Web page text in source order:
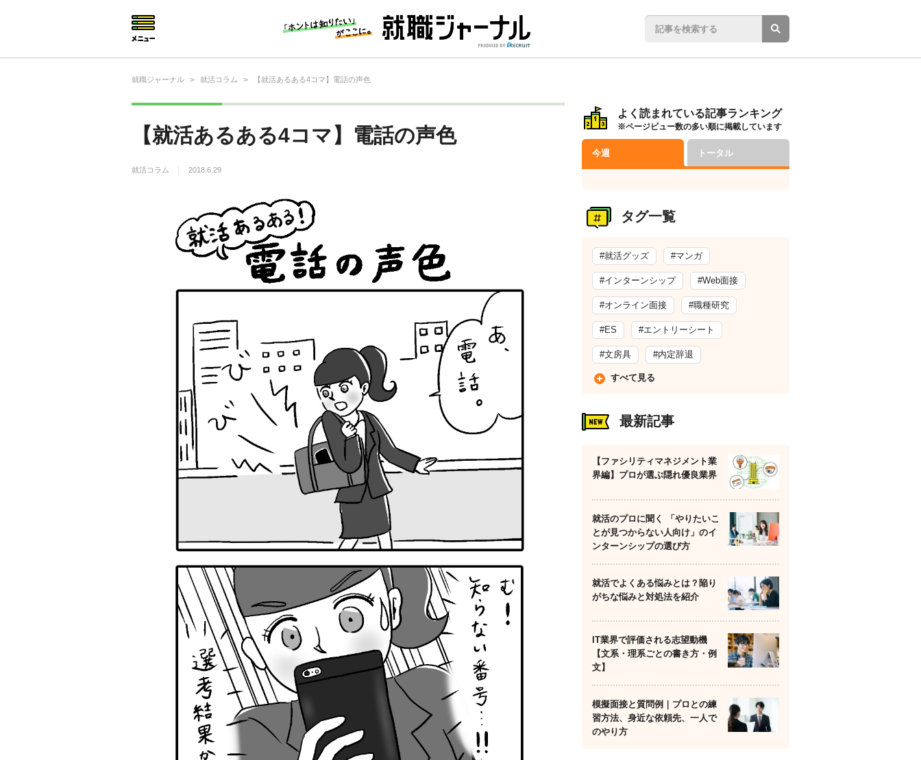
就職ジャーナル > 就活コラム > 【就活あるある4コマ】電話の声色
【就活あるある4コマ】電話の声色
就活コラム 2018.6.29
よく読まれている記事ランキング
※ページビュー数の多い順に掲載しています
今週 トータル
タグ一覧
#就活グッズ #マンガ
#インターンシップ #Web面接
#オンライン面接 #職種研究
#ES #エントリーシート
#文房具 #内定辞退
すべて見る
最新記事
【ファシリティマネジメント業
界編】プロが選ぶ隠れ優良業界
就活のプロに聞く 「やりたいこ
とが見つからない人向け」のイ
ンターンシップの選び方
就活でよくある悩みとは？陥り
がちな悩みと対処法を紹介
IT業界で評価される志望動機
【文系・理系ごとの書き方・例
文】
模擬面接と質問例｜プロとの練
習方法、身近な依頼先、一人で
のやり方
仕事の選び方・ヒント